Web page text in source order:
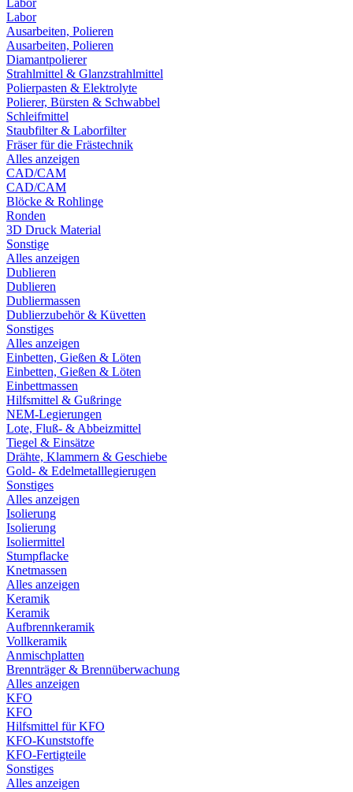
Labor
Labor
Ausarbeiten, Polieren
Ausarbeiten, Polieren
Diamantpolierer
Strahlmittel & Glanzstrahlmittel
Polierpasten & Elektrolyte
Polierer, Bürsten & Schwabbel
Schleifmittel
Staubfilter & Laborfilter
Fräser für die Frästechnik
Alles anzeigen
CAD/CAM
CAD/CAM
Blöcke & Rohlinge
Ronden
3D Druck Material
Sonstige
Alles anzeigen
Dublieren
Dublieren
Dubliermassen
Dublierzubehör & Küvetten
Sonstiges
Alles anzeigen
Einbetten, Gießen & Löten
Einbetten, Gießen & Löten
Einbettmassen
Hilfsmittel & Gußringe
NEM-Legierungen
Lote, Fluß- & Abbeizmittel
Tiegel & Einsätze
Drähte, Klammern & Geschiebe
Gold- & Edelmetalllegierugen
Sonstiges
Alles anzeigen
Isolierung
Isolierung
Isoliermittel
Stumpflacke
Knetmassen
Alles anzeigen
Keramik
Keramik
Aufbrennkeramik
Vollkeramik
Anmischplatten
Brennträger & Brennüberwachung
Alles anzeigen
KFO
KFO
Hilfsmittel für KFO
KFO-Kunststoffe
KFO-Fertigteile
Sonstiges
Alles anzeigen